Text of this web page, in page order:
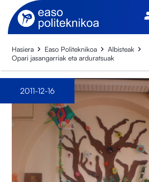
Hasiera Easo Politeknikoa
Albisteak
Opari jasangarriak eta arduratsuak
2011-12-16